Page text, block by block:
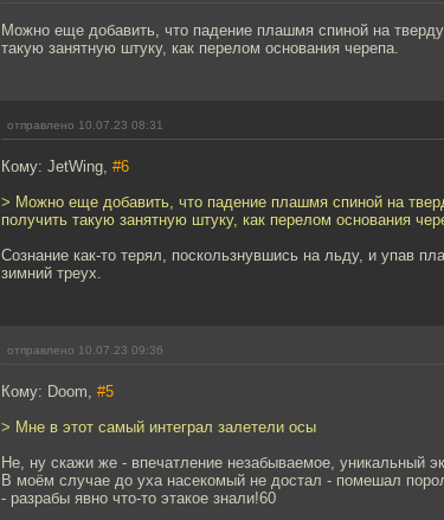
Можно еще добавить, что падение плашмя спиной на
такую занятную штуку, как перелом основания черепа.
отправлено 10.07.23 08:31
Кому: JetWing, #6
> Можно еще добавить, что падение плашмя спиной на
получить такую занятную штуку, как перелом основания
Сознание как-то терял, поскользнувшись на льду, и упав
зимний треух.
отправлено 10.07.23 09:36
Кому: Doom, #5
> Мне в этот самый интеграл залетели осы
Не, ну скажи же - впечатление незабываемое, уникальный
В моём случае до уха насекомый не достал - помешал
- разрабы явно что-то этакое знали!60